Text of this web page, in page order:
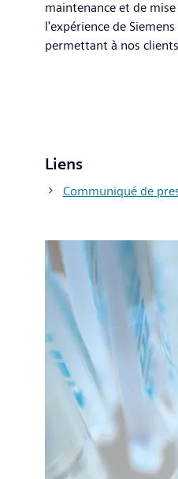
maintenance et de
l'expérience de
permettant à nos
Liens
Communiqué de